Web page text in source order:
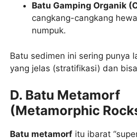
Batu Gamping Organik
cangkang-cangkang
numpuk.
Batu sedimen ini sering punya
yang jelas (stratifikasi) dan
D. Batu Metamorf
(Metamorphic
Batu metamorf itu ibarat